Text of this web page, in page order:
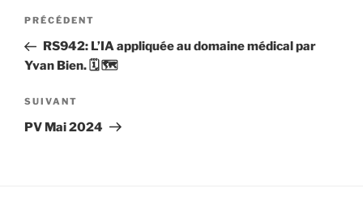
Navigation
l’article
Article
précédent
PRÉCÉDENT
RS942: L’IA appliquée au domaine médical par
Yvan Bien. 🗓 🗺
Article
suivant
SUIVANT
PV Mai 2024